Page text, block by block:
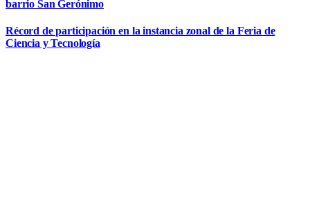
barrio San Gerónimo
Récord de participación en la instancia zonal de la Feria de
Ciencia y Tecnología